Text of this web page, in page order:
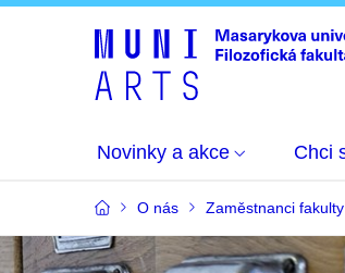
Novinky a akce Chci
O nás Zaměstnanci fakulty